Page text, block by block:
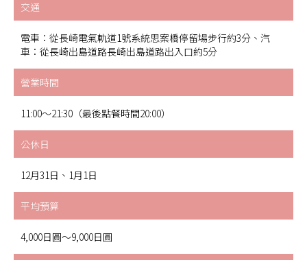
交通
電車：從長崎電氣軌道1號系統思案橋停留場步行約3分、汽
車：從長崎出島道路長崎出島道路出入口約5分
營業時間
11:00～21:30（最後點餐時間20:00）
公休日
12月31日、1月1日
平均預算
4,000日圓～9,000日圓